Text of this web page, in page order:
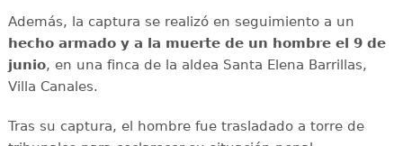
Además, la captura se realizó en seguimiento a un
hecho armado y a la muerte de un hombre el 9 de
junio, en una finca de la aldea Santa Elena Barrillas,
Villa Canales.
Tras su captura, el hombre fue trasladado a torre de